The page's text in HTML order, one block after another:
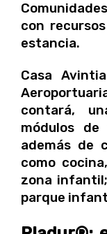
con
estancia.
Casa
contará,
módulos de
además de
como
zona
parque